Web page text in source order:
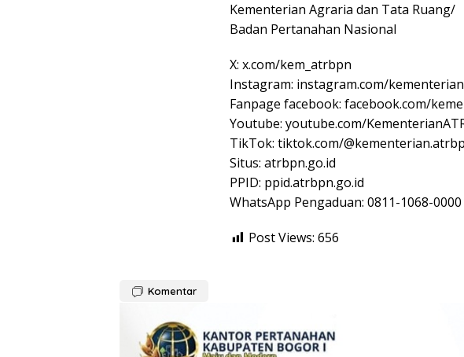
Kementerian Agraria dan Tata Ruang/
Badan Pertanahan Nasional
X: x.com/kem_atrbpn
Instagram: instagram.com/
Fanpage facebook: facebook.com/
Youtube: youtube.com/
TikTok: tiktok.com/
Situs: atrbpn.go.id
PPID: ppid.atrbpn.go.id
WhatsApp Pengaduan: 0811-1068-0000
Post Views: 656
Komentar